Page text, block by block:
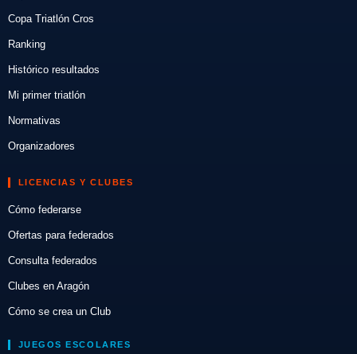
Copa Triatlón Cros
Ranking
Histórico resultados
Mi primer triatlón
Normativas
Organizadores
LICENCIAS Y CLUBES
Cómo federarse
Ofertas para federados
Consulta federados
Clubes en Aragón
Cómo se crea un Club
JUEGOS ESCOLARES